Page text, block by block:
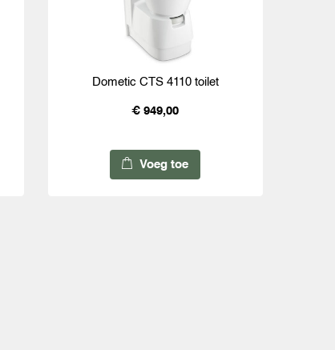
Dometic CTS 4110 toilet
€ 949,00
Voeg toe